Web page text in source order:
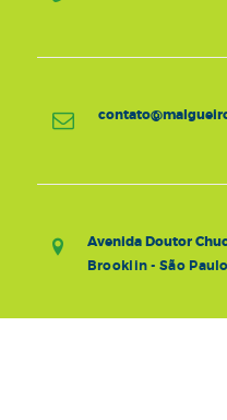
Avenida Doutor
Brooklin - São